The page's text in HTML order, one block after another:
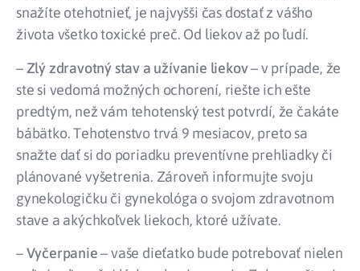
snažíte otehotnieť, je najvyšši čas dostať z vášho
života všetko toxické preč. Od liekov až po ľudí.
–Zlý zdravotný stav a užívanie liekov– v prípade, že
ste si vedomá možných ochorení, riešte ich ešte
predtým, než vám tehotenský test potvrdí, že čakáte
bábätko. Tehotenstvo trvá 9 mesiacov, preto sa
snažte dať si do poriadku preventívne prehliadky či
plánované vyšetrenia. Zároveň informujte svoju
gynekologičku či gynekológa o svojom zdravotnom
stave a akýchkoľvek liekoch, ktoré užívate.
–Vyčerpanie– vaše dieťatko bude potrebovať nielen